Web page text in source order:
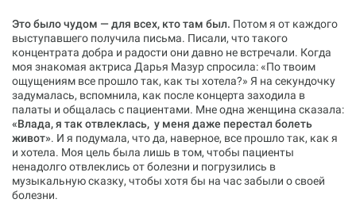
Это было чудом — для всех, кто там был. Потом я от каждого
выступавшего получила письма. Писали, что такого
концентрата добра и радости они давно не встречали. Когда
моя знакомая актриса Дарья Мазур спросила: «По твоим
ощущениям все прошло так, как ты хотела?» Я на секундочку
задумалась, вспомнила, как после концерта заходила в
палаты и общалась с пациентами. Мне одна женщина сказала:
«Влада, я так отвлеклась, у меня даже перестал болеть
живот». И я подумала, что да, наверное, все прошло так, как я
и хотела. Моя цель была лишь в том, чтобы пациенты
ненадолго отвлеклись от болезни и погрузились в
музыкальную сказку, чтобы хотя бы на час забыли о своей
болезни.